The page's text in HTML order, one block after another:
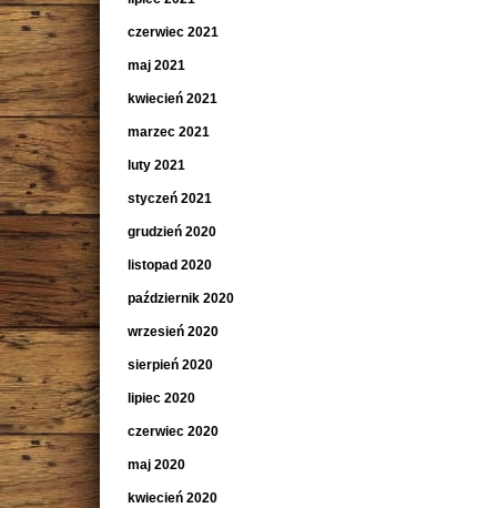
czerwiec 2021
maj 2021
kwiecień 2021
marzec 2021
luty 2021
styczeń 2021
grudzień 2020
listopad 2020
październik 2020
wrzesień 2020
sierpień 2020
lipiec 2020
czerwiec 2020
maj 2020
kwiecień 2020